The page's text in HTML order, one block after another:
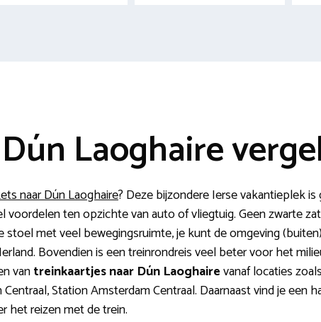
Laoghaire
naar Dún Laoghaire? Deze bijzondere Ierse vakantieplek
voordelen ten opzichte van auto of vliegtuig. Geen zwarte
stoel met veel bewegingsruimte, je kunt de omgeving
Bovendien is een treinrondreis veel beter voor het
vantreinkaartjes naar Dún Laoghairevanaf locaties
Station Amsterdam Centraal. Daarnaast vind je een
het reizen met de trein.